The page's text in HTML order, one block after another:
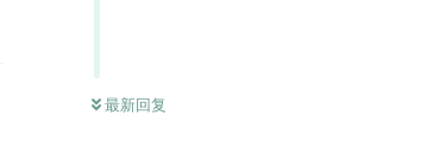
最新回复